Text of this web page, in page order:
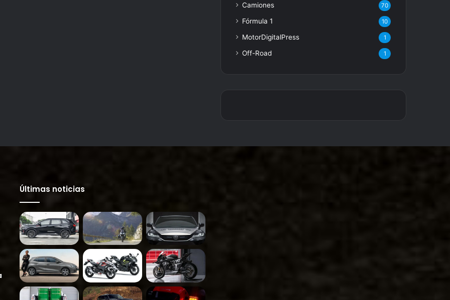
Camiones 70
Fórmula 1 10
MotorDigitalPress 1
Off-Road 1
Últimas noticias